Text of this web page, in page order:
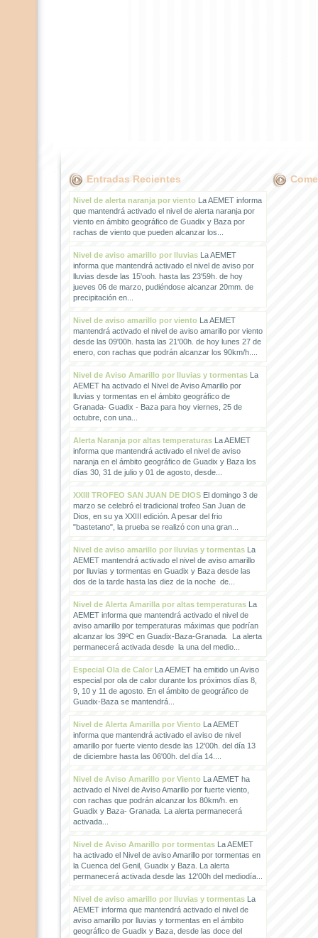
Entradas Recientes
Nivel de alerta naranja por vientoLa AEMET informa
que mantendrá activado el nivel de alerta naranja por
viento en ámbito geográfico de Guadix y Baza por
rachas de viento que pueden alcanzar los...
Nivel de aviso amarillo por lluviasLa AEMET
informa que mantendrá activado el nivel de aviso por
lluvias desde las 15'ooh. hasta las 23'59h. de hoy
jueves 06 de marzo, pudiéndose alcanzar 20mm. de
precipitación en...
Nivel de aviso amarillo por vientoLa AEMET
mantendrá activado el nivel de aviso amarillo por viento
desde las 09'00h. hasta las 21'00h. de hoy lunes 27 de
enero, con rachas que podrán alcanzar los 90km/h....
Nivel de Aviso Amarillo por lluvias y tormentasLa
AEMET ha activado el Nivel de Aviso Amarillo por
lluvias y tormentas en el ámbito geográfico de
Granada- Guadix - Baza para hoy viernes, 25 de
octubre, con una...
Alerta Naranja por altas temperaturasLa AEMET
informa que mantendrá activado el nivel de aviso
naranja en el ámbito geográfico de Guadix y Baza los
días 30, 31 de julio y 01 de agosto, desde...
XXIII TROFEO SAN JUAN DE DIOSEl domingo 3 de
marzo se celebró el tradicional trofeo San Juan de
Dios, en su ya XXIII edición. A pesar del frio
"bastetano", la prueba se realizó con una gran...
Nivel de aviso amarillo por lluvias y tormentasLa
AEMET mantendrá activado el nivel de aviso amarillo
por lluvias y tormentas en Guadix y Baza desde las
dos de la tarde hasta las diez de la noche de...
Nivel de Alerta Amarilla por altas temperaturasLa
AEMET informa que mantendrá activado el nivel de
aviso amarillo por temperaturas máximas que podrían
alcanzar los 39ºC en Guadix-Baza-Granada. La alerta
permanecerá activada desde la una del medio...
Especial Ola de CalorLa AEMET ha emitido un Aviso
especial por ola de calor durante los próximos días 8,
9, 10 y 11 de agosto. En el ámbito de geográfico de
Guadix-Baza se mantendrá...
Nivel de Alerta Amarilla por VientoLa AEMET
informa que mantendrá activado el aviso de nivel
amarillo por fuerte viento desde las 12'00h. del día 13
de diciembre hasta las 06'00h. del día 14....
Nivel de Aviso Amarillo por VientoLa AEMET ha
activado el Nivel de Aviso Amarillo por fuerte viento,
con rachas que podrán alcanzar los 80km/h. en
Guadix y Baza- Granada. La alerta permanecerá
activada...
Nivel de Aviso Amarillo por tormentasLa AEMET
ha activado el Nivel de aviso Amarillo por tormentas en
la Cuenca del Genil, Guadix y Baza. La alerta
permanecerá activada desde las 12'00h del mediodía...
Nivel de aviso amarillo por lluvias y tormentasLa
AEMET informa que mantendrá activado el nivel de
aviso amarillo por lluvias y tormentas en el ámbito
geográfico de Guadix y Baza, desde las doce del